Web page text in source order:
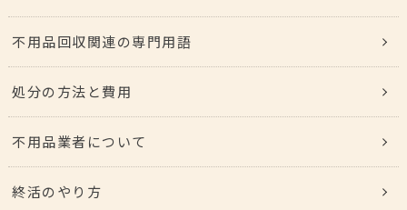
不用品回収関連の専門用語
処分の方法と費用
不用品業者について
終活のやり方